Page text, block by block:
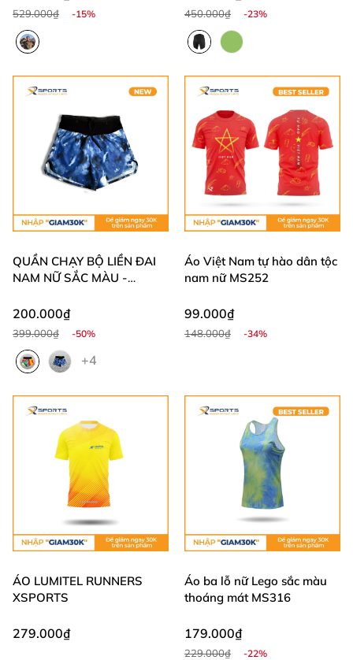
529.000₫ -15% 450.000₫ -23%
QUẦN CHẠY BỘ LIỀN ĐAI
NAM NỮ SẮC MÀU -
200.000₫
399.000₫ -50%
+4
Áo Việt Nam tự hào dân tộc
nam nữ MS252
99.000₫
148.000₫ -34%
ÁO LUMITEL RUNNERS
XSPORTS
279.000₫
Áo ba lỗ nữ Lego sắc màu
thoáng mát MS316
179.000₫
229.000₫ -22%